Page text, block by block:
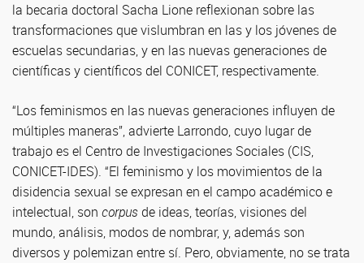
la becaria doctoral Sacha Lione reflexionan sobre las
transformaciones que vislumbran en las y los jóvenes de
escuelas secundarias, y en las nuevas generaciones de
científicas y científicos del CONICET, respectivamente.
“Los feminismos en las nuevas generaciones influyen de
múltiples maneras”, advierte Larrondo, cuyo lugar de
trabajo es el Centro de Investigaciones Sociales (CIS,
CONICET-IDES). “El feminismo y los movimientos de la
disidencia sexual se expresan en el campo académico e
intelectual, son corpusde ideas, teorías, visiones del
mundo, análisis, modos de nombrar, y, además son
diversos y polemizan entre sí. Pero, obviamente, no se trata